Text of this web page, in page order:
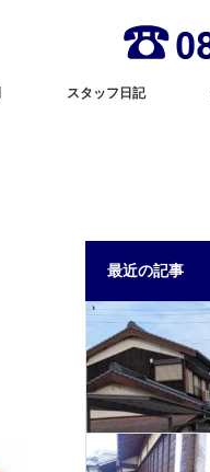
スタッフ日記
最近の記事